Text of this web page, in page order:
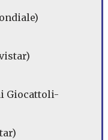
La Mondiale)
Movistar)
Giocattoli-
Movistar)